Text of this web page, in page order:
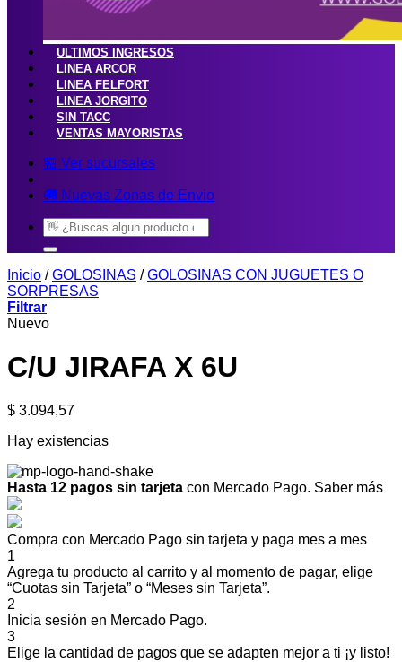
ULTIMOS INGRESOS
LINEA ARCOR
LINEA FELFORT
LINEA JORGITO
SIN TACC
VENTAS MAYORISTAS
🏪 Ver sucursales
🚚 Nuevas Zonas de Envio
Buscar
por:
Inicio / GOLOSINAS / GOLOSINAS CON JUGUETES O
SORPRESAS
Filtrar
Nuevo
C/U JIRAFA X 6U
$ 3.094,57
Hay existencias
Hasta 12 pagos sin tarjeta con Mercado Pago. Saber más
Compra con Mercado Pago sin tarjeta y paga mes a mes
1
Agrega tu producto al carrito y al momento de pagar, elige
“Cuotas sin Tarjeta” o “Meses sin Tarjeta”.
2
Inicia sesión en Mercado Pago.
3
Elige la cantidad de pagos que se adapten mejor a ti ¡y listo!